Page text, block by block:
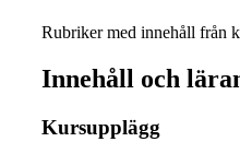
Rubriker med innehåll från
Innehåll och
Kursupplägg